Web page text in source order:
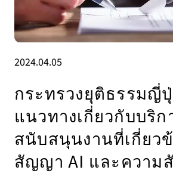
2024.04.05
กระทรวงยุติธรรมญี่
แนวทางเกี่ยวกับบริก
สนับสนุนงานที่เกี่ยว
สัญญา AI และความ